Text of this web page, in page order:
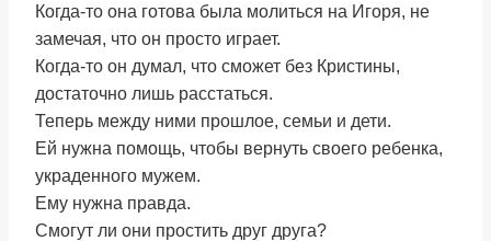
Когда-то она готова была молиться на Игоря, не
замечая, что он просто играет.
Когда-то он думал, что сможет без Кристины,
достаточно лишь расстаться.
Теперь между ними прошлое, семьи и дети.
Ей нужна помощь, чтобы вернуть своего ребенка,
украденного мужем.
Ему нужна правда.
Смогут ли они простить друг друга?